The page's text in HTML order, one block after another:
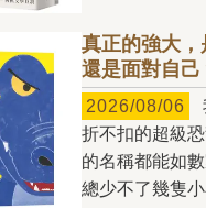
錢」，將直接
幸福。有些人家
不拔，對自己
嗇，雖然坐擁
「窮得只剩下
如流水，毫無
婆羅洲，與熱
若是脫離婆羅
處扎根。但張
於創作的小說
索更多的人間
們，也因而成
的大跨越，台
真正的強大，
還是面對自己
2026/08/06
折不扣的超級
的名稱都能如
總少不了幾隻